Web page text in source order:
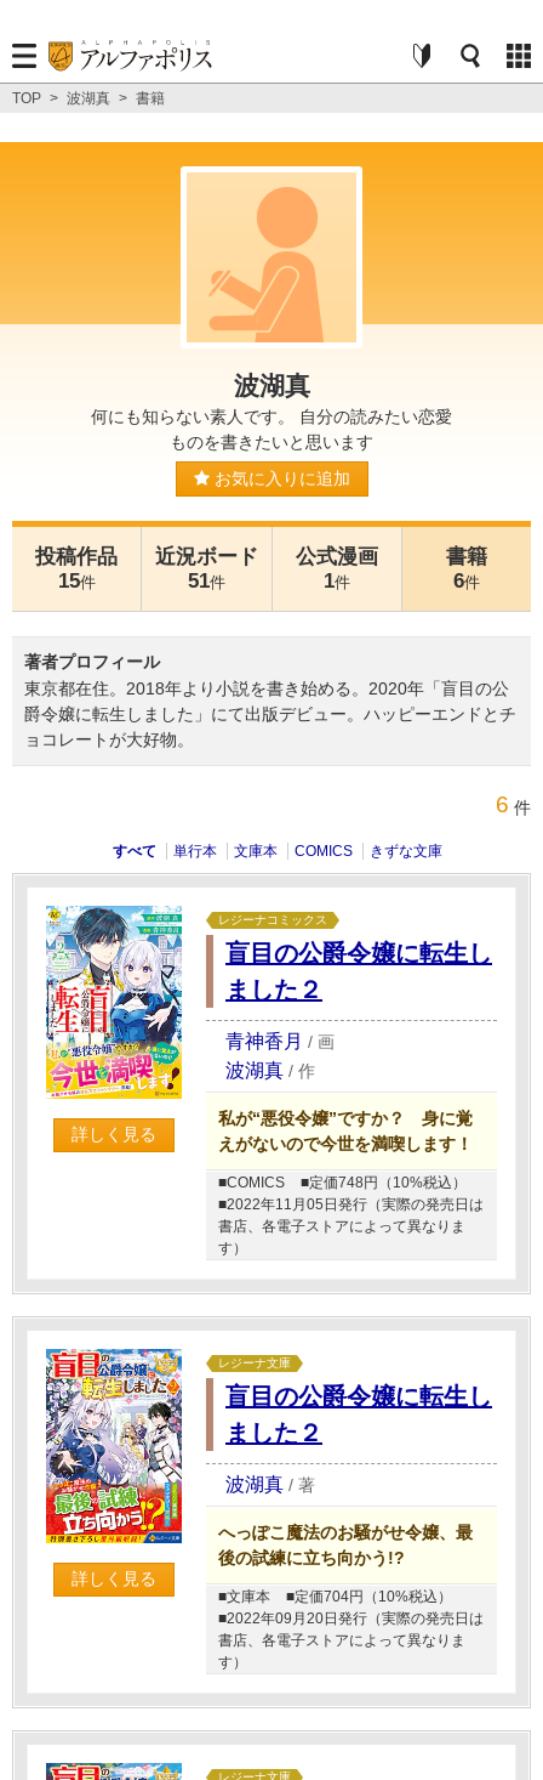
TOP > 波湖真 > 書籍
波湖真
何にも知らない素人です。 自分の読みたい恋愛
ものを書きたいと思います
お気に入りに追加
投稿作品
15件
近況ボード
51件
公式漫画
1件
書籍
6件
著者プロフィール
東京都在住。2018年より小説を書き始める。2020年「盲目の公
爵令嬢に転生しました」にて出版デビュー。ハッピーエンドとチ
ョコレートが大好物。
6 件
すべて 単行本 文庫本 COMICS きずな文庫
詳しく見る
レジーナコミックス
盲目の公爵令嬢に転生し
ました２
青神香月 / 画
波湖真 / 作
私が“悪役令嬢”ですか？ 身に覚
えがないので今世を満喫します！
■COMICS
■定価748円（10%税込）
■2022年11月05日発行（実際の発売日は
書店、各電子ストアによって異なりま
す）
詳しく見る
レジーナ文庫
盲目の公爵令嬢に転生し
ました２
波湖真 / 著
へっぽこ魔法のお騒がせ令嬢、最
後の試練に立ち向かう!?
■文庫本
■定価704円（10%税込）
■2022年09月20日発行（実際の発売日は
書店、各電子ストアによって異なりま
す）
レジーナ文庫